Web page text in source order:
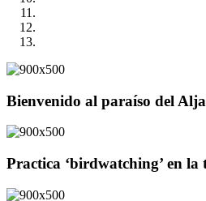
Bienvenido al paraíso del
Practica ‘birdwatching’ en